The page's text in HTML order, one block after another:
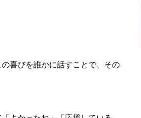
喜びを誰かに話すことで、その